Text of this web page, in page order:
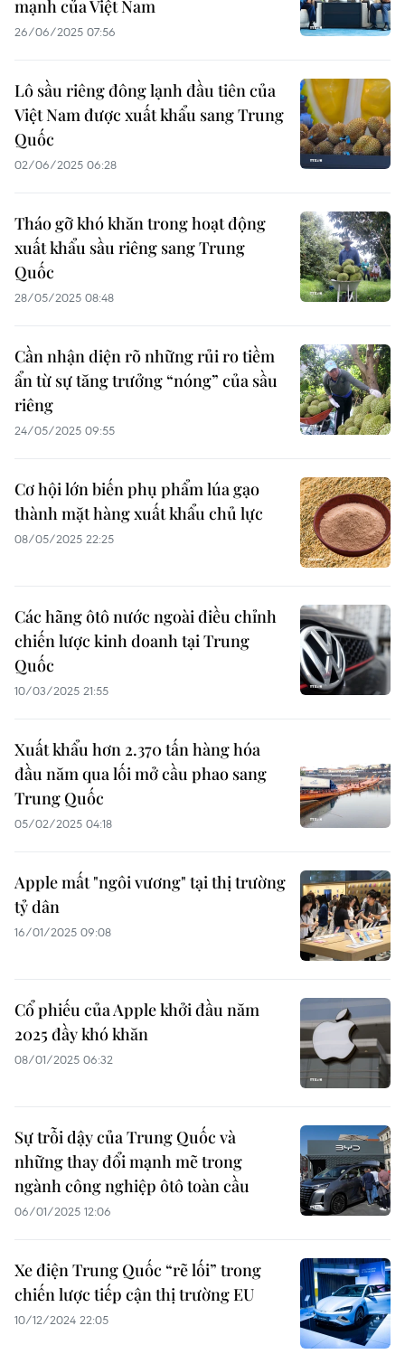
mạnh của Việt Nam
26/06/2025 07:56
Lô sầu riêng đông lạnh đầu tiên của
Việt Nam được xuất khẩu sang Trung
Quốc
02/06/2025 06:28
Tháo gỡ khó khăn trong hoạt động
xuất khẩu sầu riêng sang Trung
Quốc
28/05/2025 08:48
Cần nhận diện rõ những rủi ro tiềm
ẩn từ sự tăng trưởng “nóng” của sầu
riêng
24/05/2025 09:55
Cơ hội lớn biến phụ phẩm lúa gạo
thành mặt hàng xuất khẩu chủ lực
08/05/2025 22:25
Các hãng ôtô nước ngoài điều chỉnh
chiến lược kinh doanh tại Trung
Quốc
10/03/2025 21:55
Xuất khẩu hơn 2.370 tấn hàng hóa
đầu năm qua lối mở cầu phao sang
Trung Quốc
05/02/2025 04:18
Apple mất "ngôi vương" tại thị trường
tỷ dân
16/01/2025 09:08
Cổ phiếu của Apple khởi đầu năm
2025 đầy khó khăn
08/01/2025 06:32
Sự trỗi dậy của Trung Quốc và
những thay đổi mạnh mẽ trong
ngành công nghiệp ôtô toàn cầu
06/01/2025 12:06
Xe điện Trung Quốc “rẽ lối” trong
chiến lược tiếp cận thị trường EU
10/12/2024 22:05